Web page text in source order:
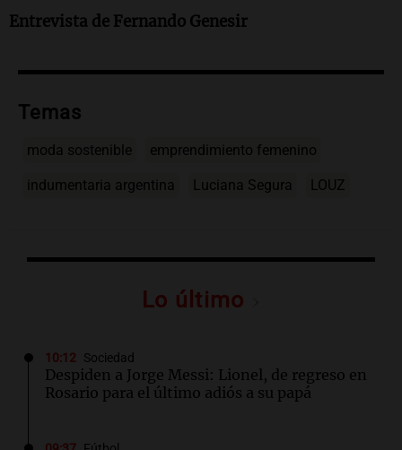
Entrevista de Fernando Genesir
Temas
moda sostenible emprendimiento femenino
indumentaria argentina Luciana Segura LOUZ
Lo último
10:12 Sociedad
Despiden a Jorge Messi: Lionel, de regreso en
Rosario para el último adiós a su papá